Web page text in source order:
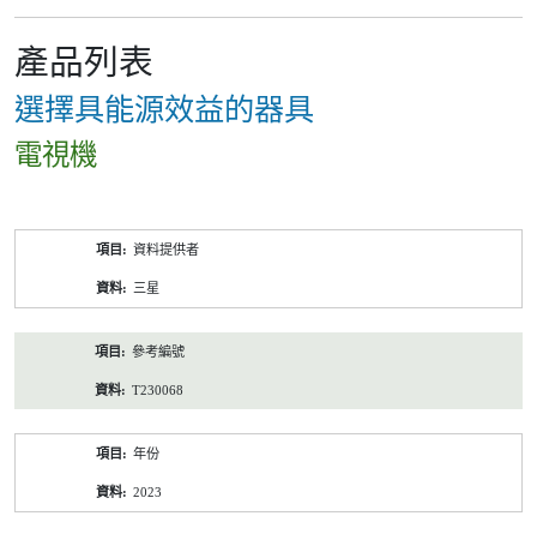
產品列表
選擇具能源效益的器具
電視機
資料提供者
三星
參考編號
T230068
年份
2023